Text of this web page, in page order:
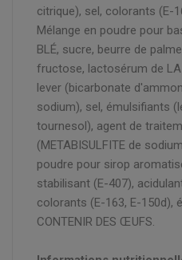
citrique), sel, colorants (E-
Mélange en poudre pour
BLÉ, sucre, beurre de
fructose, lactosérum de
lever (bicarbonate
sodium), sel, émulsifiants
tournesol), agent de
(METABISULFITE de
poudre pour sirop
stabilisant (E-407),
colorants (E-163, E-150d),
CONTENIR DES ŒUFS.